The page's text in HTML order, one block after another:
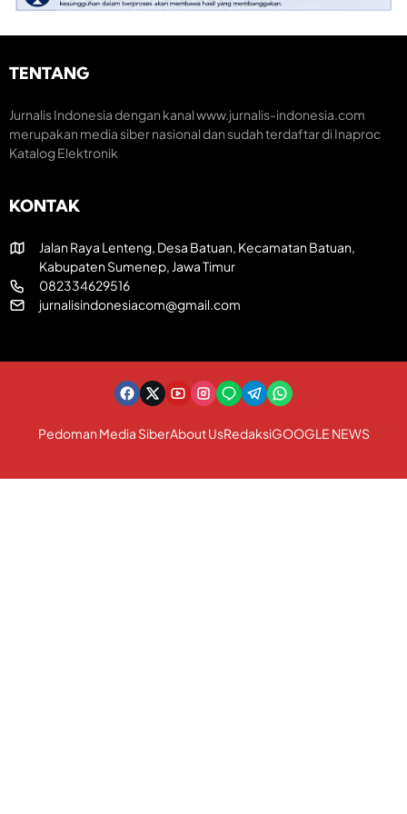
m
i
r
e
t
i
n
t
H
T
k
e
-
r
a
R
I
TENTANG
Jurnalis Indonesia dengan kanal www.jurnalis-indonesia.com
merupakan media siber nasional dan sudah terdaftar di Inaproc
Katalog Elektronik
KONTAK
Jalan Raya Lenteng, Desa Batuan, Kecamatan Batuan,
Kabupaten Sumenep, Jawa Timur
082334629516
jurnalisindonesiacom@gmail.com
Pedoman Media SiberAbout UsRedaksiGOOGLE NEWS